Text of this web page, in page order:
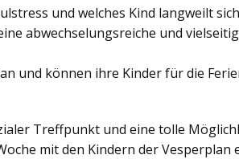
und welches Kind langweilt
abwechselungsreiche und
und können ihre Kinder für die
Treffpunkt und eine tolle
mit den Kindern der